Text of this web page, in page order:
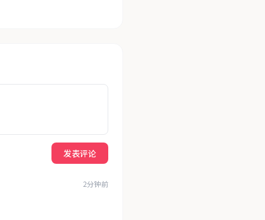
发表评论
2分钟前